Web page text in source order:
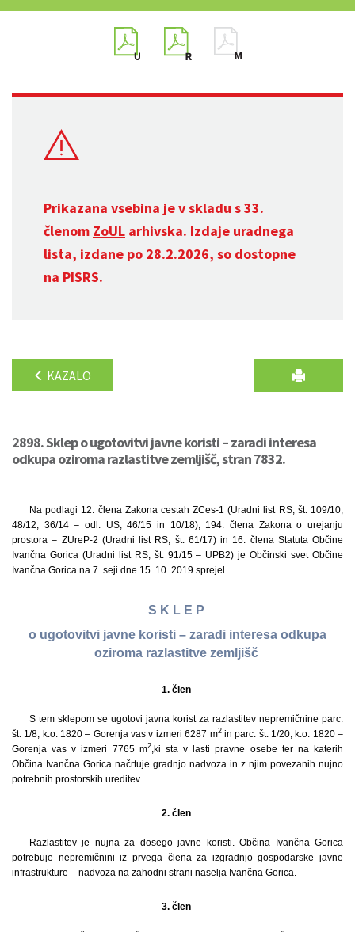
Prikazana vsebina je v skladu s 33.
členom ZoUL arhivska. Izdaje uradnega
lista, izdane po 28.2.2026, so dostopne
na PISRS.
KAZALO
2898. Sklep o ugotovitvi javne koristi – zaradi interesa
odkupa oziroma razlastitve zemljišč, stran 7832.
Na podlagi 12. člena Zakona cestah ZCes-1 (Uradni list RS, št. 109/10,
48/12, 36/14 – odl. US, 46/15 in 10/18), 194. člena Zakona o urejanju
prostora – ZUreP-2 (Uradni list RS, št. 61/17) in 16. člena Statuta Občine
Ivančna Gorica (Uradni list RS, št. 91/15 – UPB2) je Občinski svet Občine
Ivančna Gorica na 7. seji dne 15. 10. 2019 sprejel
S K L E P
o ugotovitvi javne koristi – zaradi interesa odkupa
oziroma razlastitve zemljišč
1. člen
S tem sklepom se ugotovi javna korist za razlastitev nepremičnine parc.
št. 1/8, k.o. 1820 – Gorenja vas v izmeri 6287 m2in parc. št. 1/20, k.o. 1820 –
Gorenja vas v izmeri 7765 m2,ki sta v lasti pravne osebe ter na katerih
Občina Ivančna Gorica načrtuje gradnjo nadvoza in z njim povezanih nujno
potrebnih prostorskih ureditev.
2. člen
Razlastitev je nujna za dosego javne koristi. Občina Ivančna Gorica
potrebuje nepremičnini iz prvega člena za izgradnjo gospodarske javne
infrastrukture – nadvoza na zahodni strani naselja Ivančna Gorica.
3. člen